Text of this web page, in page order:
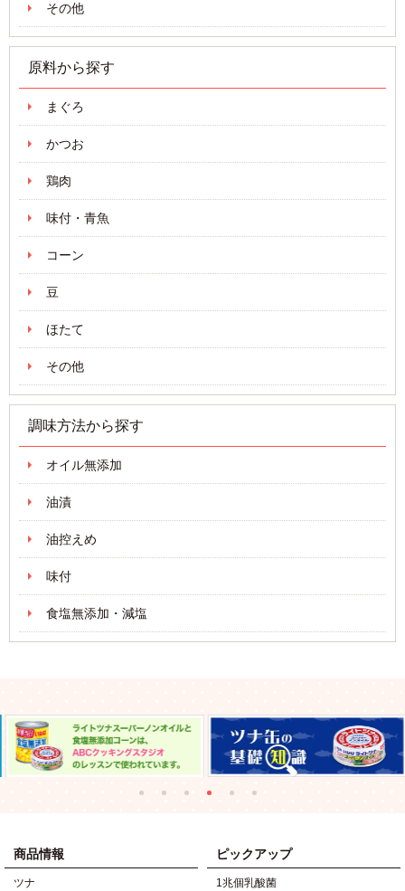
その他
原料から探す
まぐろ
かつお
鶏肉
味付・青魚
コーン
豆
ほたて
その他
調味方法から探す
オイル無添加
油漬
油控えめ
味付
食塩無添加・減塩
商品情報
ツナ
ピックアップ
1兆個乳酸菌